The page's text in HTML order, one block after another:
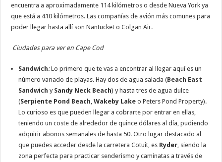
encuentra a aproximadamente 114 kilómetros o desde Nueva York ya
que está a 410 kilómetros. Las compañías de avión más comunes para
poder llegar hasta allí son Nantucket o Colgan Air.
Ciudades para ver en Cape Cod
Sandwich:Lo primero que te vas a encontrar al llegar aquí es un
número variado de playas. Hay dos de agua salada (Beach East
Sandwich y Sandy Neck Beach) y hasta tres de agua dulce
(Serpiente Pond Beach,Wakeby Lake o Peters Pond Property).
Lo curioso es que pueden llegar a cobrarte por entrar en ellas,
teniendo un coste de alrededor de quince dólares al día, pudiendo
adquirir abonos semanales de hasta 50. Otro lugar destacado al
que puedes acceder desde la carretera Cotuit, es Ryder, siendo la
zona perfecta para practicar senderismo y caminatas a través de